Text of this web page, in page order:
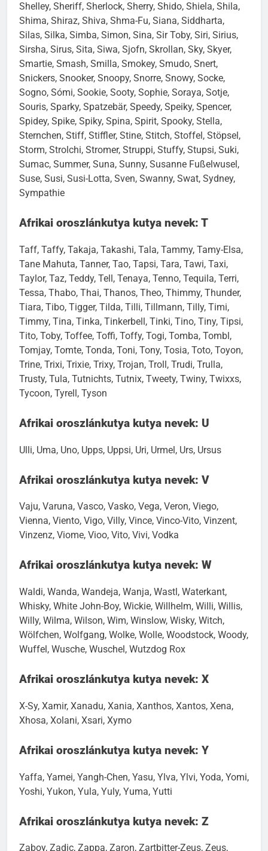
Shelley, Sheriff, Sherlock, Sherry, Shido, Shiela, Shila,
Shima, Shiraz, Shiva, Shma-Fu, Siana, Siddharta,
Silas, Silka, Simba, Simon, Sina, Sir Toby, Siri, Sirius,
Sirsha, Sirus, Sita, Siwa, Sjofn, Skrollan, Sky, Skyer,
Smartie, Smash, Smilla, Smokey, Smudo, Snert,
Snickers, Snooker, Snoopy, Snorre, Snowy, Socke,
Sogno, Sómi, Sookie, Sooty, Sophie, Soraya, Sotje,
Souris, Sparky, Spatzebär, Speedy, Speiky, Spencer,
Spidey, Spike, Spiky, Spina, Spirit, Spooky, Stella,
Sternchen, Stiff, Stiffler, Stine, Stitch, Stoffel, Stöpsel,
Storm, Strolchi, Stromer, Struppi, Stuffy, Stupsi, Suki,
Sumac, Summer, Suna, Sunny, Susanne Fußelwusel,
Suse, Susi, Susi-Lotta, Sven, Swanny, Swat, Sydney,
Sympathie
Afrikai oroszlánkutya kutya nevek: T
Taff, Taffy, Takaja, Takashi, Tala, Tammy, Tamy-Elsa,
Tane Mahuta, Tanner, Tao, Tapsi, Tara, Tawi, Taxi,
Taylor, Taz, Teddy, Tell, Tenaya, Tenno, Tequila, Terri,
Tessa, Thabo, Thai, Thanos, Theo, Thimmy, Thunder,
Tiara, Tibo, Tigger, Tilda, Tilli, Tillmann, Tilly, Timi,
Timmy, Tina, Tinka, Tinkerbell, Tinki, Tino, Tiny, Tipsi,
Tito, Toby, Toffee, Toffi, Toffy, Togi, Tomba, Tombl,
Tomjay, Tomte, Tonda, Toni, Tony, Tosia, Toto, Toyon,
Trine, Trixi, Trixie, Trixy, Trojan, Troll, Trudi, Trulla,
Trusty, Tula, Tutnichts, Tutnix, Tweety, Twiny, Twixxs,
Tycoon, Tyrell, Tyson
Afrikai oroszlánkutya kutya nevek: U
Ulli, Uma, Uno, Upps, Uppsi, Uri, Urmel, Urs, Ursus
Afrikai oroszlánkutya kutya nevek: V
Vaju, Varuna, Vasco, Vasko, Vega, Veron, Viego,
Vienna, Viento, Vigo, Villy, Vince, Vinco-Vito, Vinzent,
Vinzenz, Viome, Vioo, Vito, Vivi, Vodka
Afrikai oroszlánkutya kutya nevek: W
Waldi, Wanda, Wandeja, Wanja, Wastl, Waterkant,
Whisky, White John-Boy, Wickie, Willhelm, Willi, Willis,
Willy, Wilma, Wilson, Wim, Winslow, Wisky, Witch,
Wölfchen, Wolfgang, Wolke, Wolle, Woodstock, Woody,
Wuffel, Wusche, Wuschel, Wutzdog Rox
Afrikai oroszlánkutya kutya nevek: X
X-Sy, Xamir, Xanadu, Xania, Xanthos, Xantos, Xena,
Xhosa, Xolani, Xsari, Xymo
Afrikai oroszlánkutya kutya nevek: Y
Yaffa, Yamei, Yangh-Chen, Yasu, Ylva, Ylvi, Yoda, Yomi,
Yoshi, Yukon, Yula, Yuly, Yuma, Yutti
Afrikai oroszlánkutya kutya nevek: Z
Zaboy, Zadic, Zappa, Zaron, Zartbitter-Zeus, Zeus,